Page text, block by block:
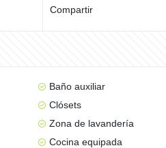
Compartir
Baño auxiliar
Clósets
Zona de lavandería
Cocina equipada